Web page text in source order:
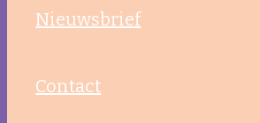
Nieuws
Nieuwsbrief
Contact